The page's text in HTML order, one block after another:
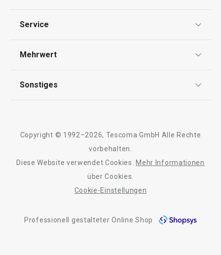
Impressum
Service
Kontaktformular
Mehrwert
Qualität
Sonstiges
Barrierefreiheit
Copyright © 1992–2026, Tescoma GmbH Alle Rechte
vorbehalten.
Diese Website verwendet Cookies.
Mehr Informationen
über Cookies.
Cookie-Einstellungen
Professionell gestalteter Online Shop